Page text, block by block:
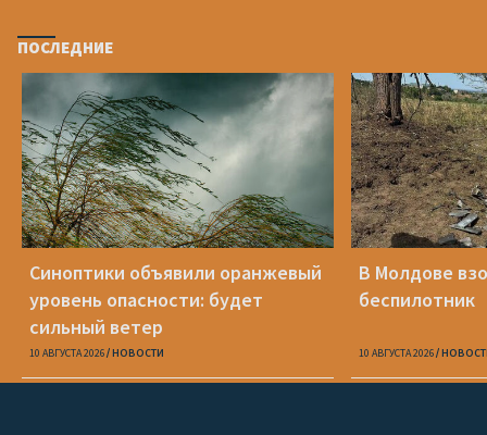
ПОСЛЕДНИЕ
Синоптики объявили оранжевый
уровень опасности: будет
сильный ветер
10 АВГУСТА 2026 НОВОСТИ
В Молдове
беспилотник
10 АВГУСТА 2026